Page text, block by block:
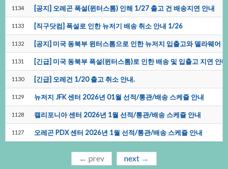
1134 [공지]오레곤폭설(윈터스톰)인해1/27출고건배송지연안내
1133 [직구닷컴]폭설로인한뉴저기배송취소안내1/26
1132 [공지]미국동북부윈터스톰으로인한뉴저지입출고와델라웨어
1131 [긴급]미국동북부폭설(윈터스톰)로인한배송및입출고지연안내
1130 [긴급]오레건1/20출고취소안내.
1129 뉴저지JFK센터2026년01월선적/통관/배송스케쥴안내
1128 캘리포니아센터2026년1월선적/통관/배송스케쥴안내
1127 오레곤PDX센터2026년1월선적/통관/배송스케쥴안내
← prev next →